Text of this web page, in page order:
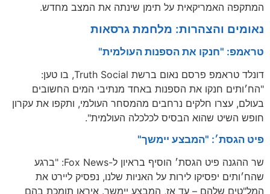
המתקפה האמריקאית על תימן שינתה את המצב מחדש.
נאומים והצהרות: מלחמת גרסאות
טראמפ: "חנקו את הספנות העולמית"
דונלד טראמפ פרסם נאום ברשת Truth Social, בו טען:
"הח׳ותים חנקו את הספנות באחד מנתיבי המים החשובים
בעולם, עצרו חלקים נרחבים מהמסחר העולמי, ותקפו את עקרון
חופש השיט שהוא הבסיס לכלכלה העולמית".
פיט הגסת׳: "המבצע יימשך"
שר ההגנה פיט הגסת׳ הוסיף בראיון ל-Fox News: "ברגע
שהח׳ותים יפסיקו לירות על האניות שלנו, נפסיק ליירט את
המל"טים שלהם – עד אז, המבצע יימשך. איראן תומכת בהם